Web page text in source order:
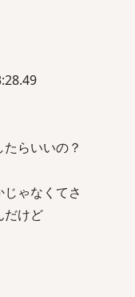
らいいの？
ゃなくてさ
だけど